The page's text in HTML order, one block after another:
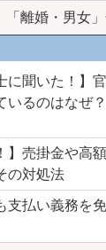
「離婚・男女
に聞いた！】
いるのはなぜ？
】売掛金や高
の対処法
支払い義務を